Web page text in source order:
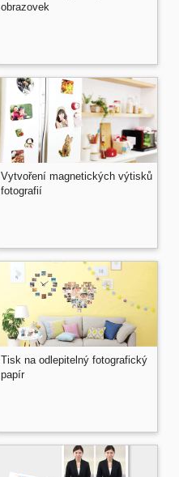
Vytvoření magnetických výtisků
fotografií
Tisk na odlepitelný fotografický
papír
obrazovek